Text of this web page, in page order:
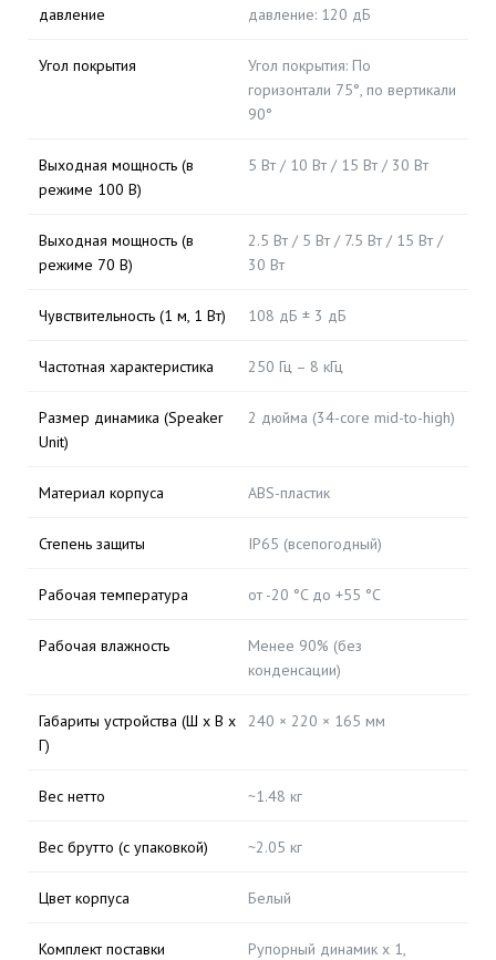
давление
давление: 120 дБ
Угол покрытия
Угол покрытия: По
горизонтали 75°, по вертикали
90°
Выходная мощность (в
режиме 100 В)
5 Вт / 10 Вт / 15 Вт / 30 Вт
Выходная мощность (в
режиме 70 В)
2.5 Вт / 5 Вт / 7.5 Вт / 15 Вт /
30 Вт
Чувствительность (1 м, 1 Вт) 108 дБ ± 3 дБ
Частотная характеристика 250 Гц – 8 кГц
Размер динамика (Speaker
Unit)
2 дюйма (34-core mid-to-high)
Материал корпуса ABS-пластик
Степень защиты IP65 (всепогодный)
Рабочая температура от -20 °C до +55 °C
Рабочая влажность
Менее 90% (без
конденсации)
Габариты устройства (Ш x В x
Г)
240 × 220 × 165 мм
Вес нетто ~1.48 кг
Вес брутто (с упаковкой) ~2.05 кг
Цвет корпуса Белый
Комплект поставки
Рупорный динамик x 1,